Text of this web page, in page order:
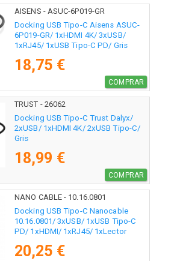
AISENS - ASUC-6P019-GR
Docking USB Tipo-C Aisens ASUC-
6P019-GR/ 1xHDMI 4K/ 3xUSB/
1xRJ45/ 1xUSB Tipo-C PD/ Gris
18,75 €
COMPRAR
TRUST - 26062
Docking USB Tipo-C Trust Dalyx/
2xUSB/ 1xHDMI 4K/ 2xUSB Tipo-C/
Gris
18,99 €
COMPRAR
NANO CABLE - 10.16.0801
Docking USB Tipo-C Nanocable
10.16.0801/ 3xUSB/ 1xUSB Tipo-C
PD/ 1xHDMI/ 1xRJ45/ 1xLector
20,25 €